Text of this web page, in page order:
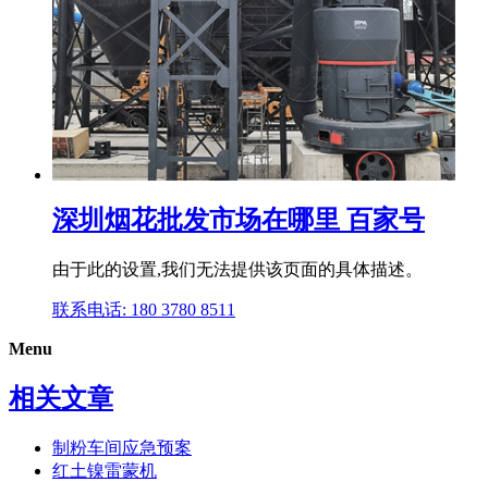
深圳烟花批发市场在哪里 百家号
由于此的设置,我们无法提供该页面的具体描述。
联系电话: 180 3780 8511
Menu
相关文章
制粉车间应急预案
红土镍雷蒙机